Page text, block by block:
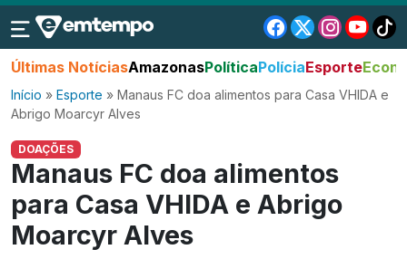
Últimas NotíciasAmazonasPolíticaPolíciaEsporte
Início » Esporte » Manaus FC doa alimentos para Casa VHIDA e
Abrigo Moarcyr Alves
DOAÇÕES
Manaus FC doa alimentos
para Casa VHIDA e Abrigo
Moarcyr Alves